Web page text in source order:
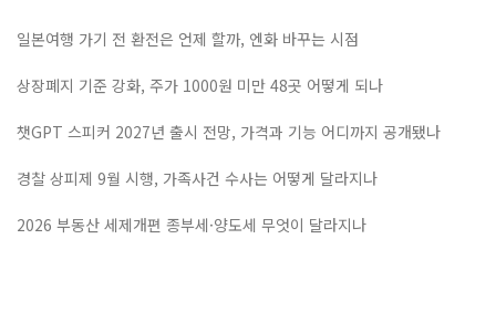
일본여행 가기 전 환전은 언제 할까, 엔화 바꾸는 시점
상장폐지 기준 강화, 주가 1000원 미만 48곳 어떻게 되나
챗GPT 스피커 2027년 출시 전망, 가격과 기능 어디까지 공개됐나
경찰 상피제 9월 시행, 가족사건 수사는 어떻게 달라지나
2026 부동산 세제개편 종부세·양도세 무엇이 달라지나